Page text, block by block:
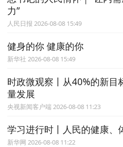
力”
人民日报 2026-08-08 15:49
健身的你 健康的你
新华社 2026-08-08 15:49
时政微观察丨从40%的新目
量发展
央视新闻客户端 2026-08-08 11:23
学习进行时丨人民的健康、
新华网 2026-08-08 11:22